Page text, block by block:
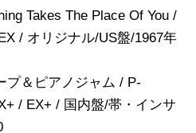
Takes The Place Of You /
/ オリジナル/US盤/1967年
プ＆ピアノジャム / P-
/ EX+ / 国内盤/帯・インサ